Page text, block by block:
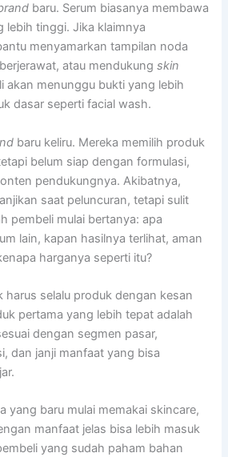
baru. Serum biasanya membawa
lebih tinggi. Jika klaimnya
menyamarkan tampilan noda
atau mendukungskin
akan menunggu bukti yang lebih
dasar seperti facial wash.
baru keliru. Mereka memilih produk
belum siap dengan formulasi,
pendukungnya. Akibatnya,
saat peluncuran, tetapi sulit
pembeli mulai bertanya: apa
lain, kapan hasilnya terlihat, aman
harganya seperti itu?
harus selalu produk dengan kesan
pertama yang lebih tepat adalah
dengan segmen pasar,
dan janji manfaat yang bisa
yang baru mulai memakai skincare,
manfaat jelas bisa lebih masuk
yang sudah paham bahan